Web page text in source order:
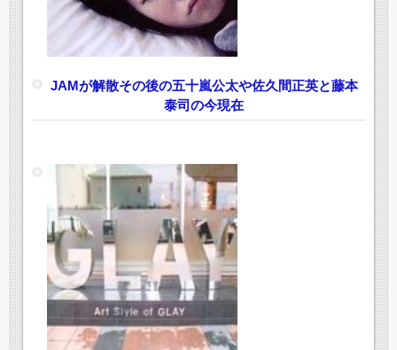
JAMが解散その後の五十嵐公太や佐久間正英と藤本
泰司の今現在